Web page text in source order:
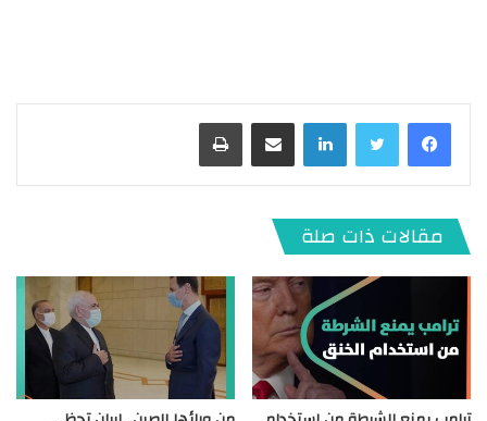
لينكدإن
مقالات ذات صلة